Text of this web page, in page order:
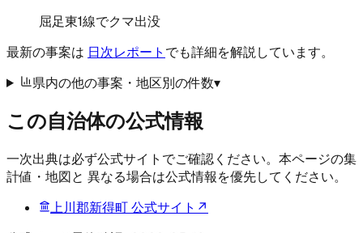
屈足東1線でクマ出没
最新の事案は 日次レポート でも詳細を解説しています。
県内の他の事案・地区別の件数▾
この自治体の公式情報
一次出典は必ず公式サイトでご確認ください。本ページの集
計値・地図と 異なる場合は公式情報を優先してください。
上川郡新得町公式サイト ↗